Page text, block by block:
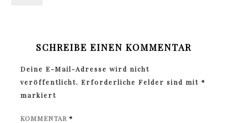
SCHREIBE EINEN KOMMENTAR
Deine E-Mail-Adresse wird nicht
veröffentlicht. Erforderliche Felder sind mit *
markiert
KOMMENTAR *